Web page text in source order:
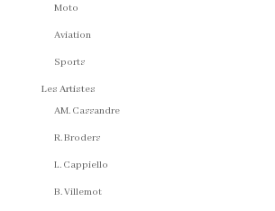
Moto
Aviation
Sports
Les Artistes
AM. Cassandre
R. Broders
L. Cappiello
B. Villemot